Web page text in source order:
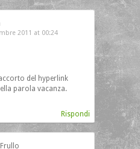
2011 at 00:24
del hyperlink
parola vacanza.
Rispondi
Frullo